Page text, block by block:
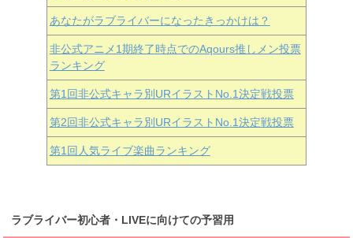
あなたがラブライバーになったきっかけは？
非公式アニメ1期終了時点でのAqours推しメン投票
ランキング
第1回非公式キャラ別URイラストNo.1決定戦投票
第2回非公式キャラ別URイラストNo.1決定戦投票
第1回人気ライブ楽曲ランキング
ラブライバー初心者・LIVEに向けての予習用